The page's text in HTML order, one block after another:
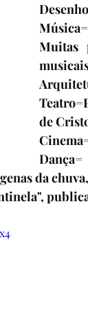
Muitas
de
da